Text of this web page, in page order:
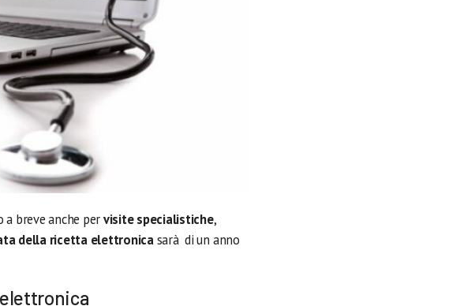
breve anche pervisite specialistiche,
della ricetta elettronicasarà di un anno